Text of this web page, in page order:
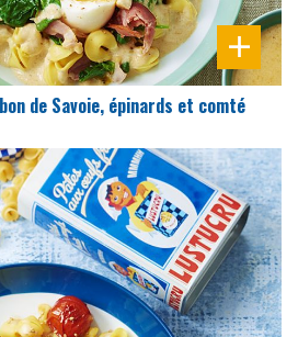
de Savoie, épinards et comté
DIFFICULTÉ